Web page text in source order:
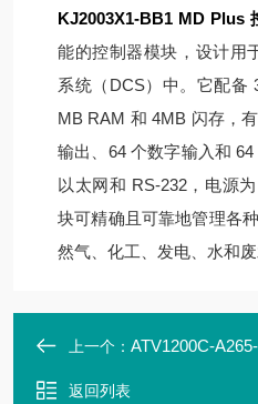
KJ2003X1-BB1 MD Plus
能的控制器模块，设计用
系统（DCS）中。它配备
MB RAM 和 4MB 闪存，
输出、64 个数字输入和
以太网和 RS-232，电源
块可精确且可靠地管理各
然气、化工、发电、水和废
上一个： ATV1200C-
返回列表